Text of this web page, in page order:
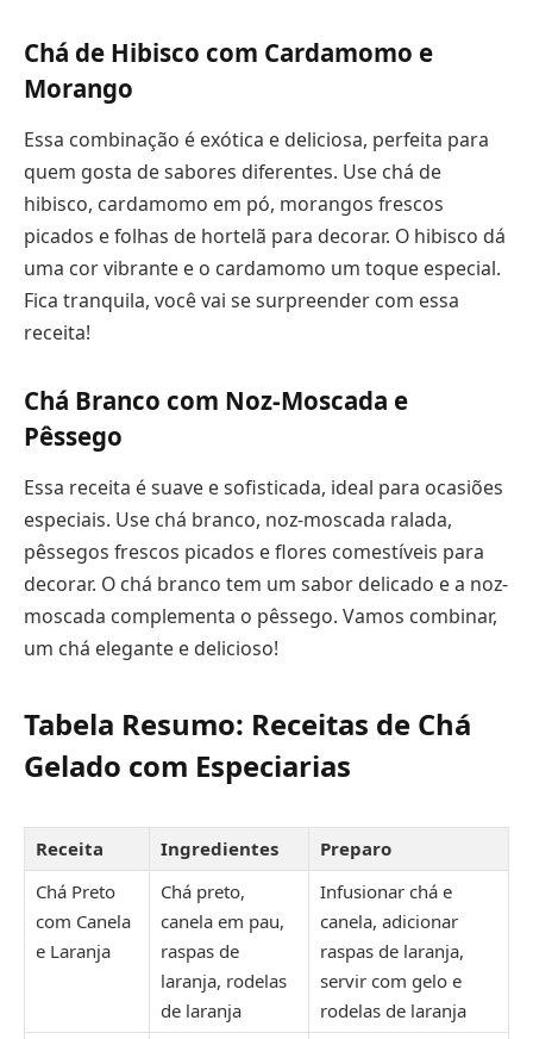
Chá de Hibisco com Cardamomo e
Morango
Essa combinação é exótica e deliciosa, perfeita para
quem gosta de sabores diferentes. Use chá de
hibisco, cardamomo em pó, morangos frescos
picados e folhas de hortelã para decorar. O hibisco dá
uma cor vibrante e o cardamomo um toque especial.
Fica tranquila, você vai se surpreender com essa
receita!
Chá Branco com Noz-Moscada e
Pêssego
Essa receita é suave e sofisticada, ideal para ocasiões
especiais. Use chá branco, noz-moscada ralada,
pêssegos frescos picados e flores comestíveis para
decorar. O chá branco tem um sabor delicado e a noz-
moscada complementa o pêssego. Vamos combinar,
um chá elegante e delicioso!
Tabela Resumo: Receitas de Chá
Gelado com Especiarias
Receita Ingredientes
Preparo
Chá Preto
com Canela
e Laranja
Chá preto,
canela em pau,
raspas de
laranja, rodelas
de laranja
Infusionar chá e
canela, adicionar
raspas de laranja,
servir com gelo e
rodelas de laranja